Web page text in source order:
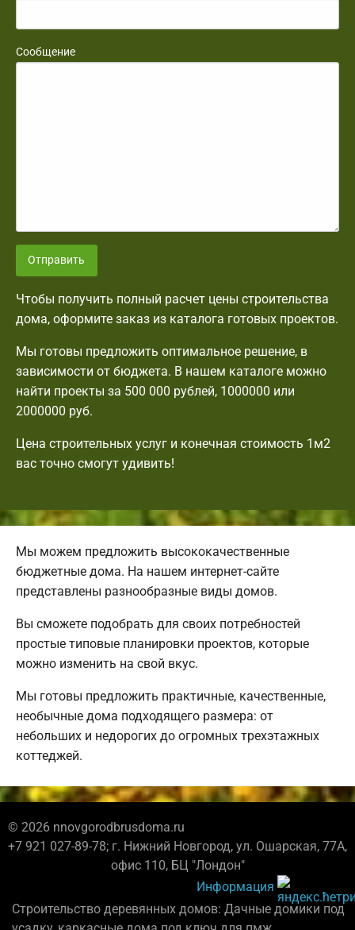
Сообщение
Отправить
Чтобы получить полный расчет цены строительства
дома, оформите заказ из каталога готовых проектов.
Мы готовы предложить оптимальное решение, в
зависимости от бюджета. В нашем каталоге можно
найти проекты за 500 000 рублей, 1000000 или
2000000 руб.
Цена строительных услуг и конечная стоимость 1м2
вас точно смогут удивить!
Мы можем предложить высококачественные
бюджетные дома. На нашем интернет-сайте
представлены разнообразные виды домов.
Вы сможете подобрать для своих потребностей
простые типовые планировки проектов, которые
можно изменить на свой вкус.
Мы готовы предложить практичные, качественные,
необычные дома подходящего размера: от
небольших и недорогих до огромных трехэтажных
коттеджей.
© 2026 nnovgorodbrusdoma.ru
+7 921 027-89-78; г. Нижний Новгород, ул. Ошарская, 77А,
офис 110, БЦ "Лондон"
Информация
Строительство деревянных домов: Дачные домики под